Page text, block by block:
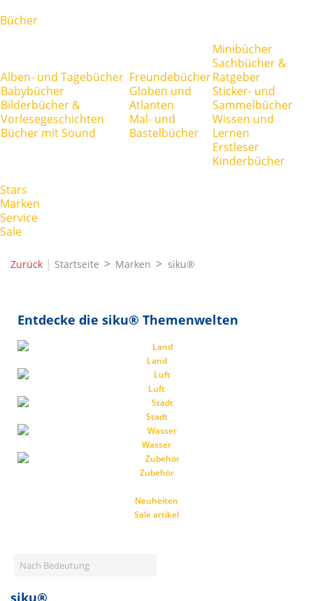
Bücher
Alben- und Tagebücher
Babybücher
Bilderbücher &
Vorlesegeschichten
Bücher mit Sound
Freundebücher
Globen und
Atlanten
Mal- und
Bastelbücher
Minibücher
Sachbücher &
Ratgeber
Sticker- und
Sammelbücher
Wissen und
Lernen
Erstleser
Kinderbücher
Stars
Marken
Service
Sale
Zurück | Startseite Marken siku®
Entdecke die siku® Themenwelten
Land
Luft
Stadt
Wasser
Zubehör
Neuheiten
Sale artikel
KATEGORIEN
Nach Bedeutung
siku®